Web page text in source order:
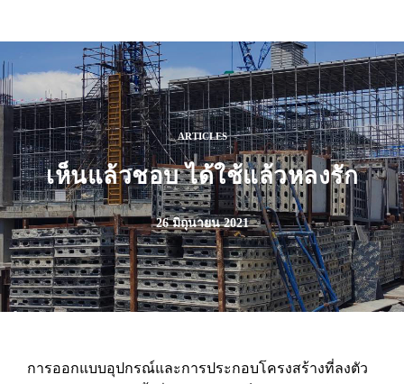
ARTICLES
เห็นแล้วชอบ ได้ใช้แล้วหลงรัก
26 มิถุนายน 2021
การออกแบบอุปกรณ์และการประกอบโครงสร้างที่ลงตัว